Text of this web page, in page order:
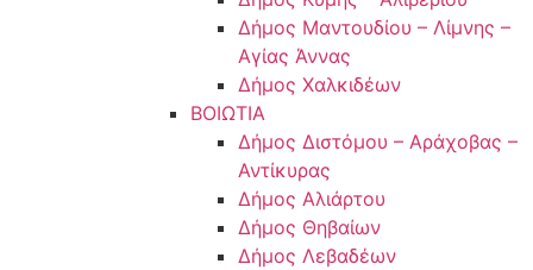
Δήμος Μαντουδίου – Λίμνης –
Αγίας Άννας
Δήμος Χαλκιδέων
ΒΟΙΩΤΙΑ
Δήμος Διστόμου – Αράχοβας –
Αντίκυρας
Δήμος Αλιάρτου
Δήμος Θηβαίων
Δήμος Λεβαδέων